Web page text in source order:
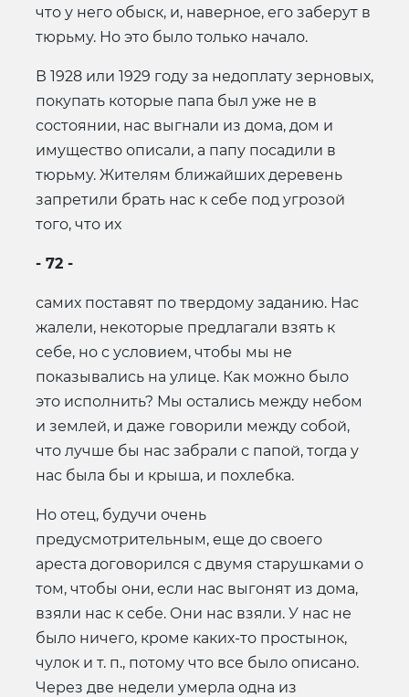
что у него обыск, и, наверное, его заберут в
тюрьму. Но это было только начало.
В 1928 или 1929 году за недоплату зерновых,
покупать которые папа был уже не в
состоянии, нас выгнали из дома, дом и
имущество описали, а папу посадили в
тюрьму. Жителям ближайших деревень
запретили брать нас к себе под угрозой
того, что их
- 72 -
самих поставят по твердому заданию. Нас
жалели, некоторые предлагали взять к
себе, но с условием, чтобы мы не
показывались на улице. Как можно было
это исполнить? Мы остались между небом
и землей, и даже говорили между собой,
что лучше бы нас забрали с папой, тогда у
нас была бы и крыша, и похлебка.
Но отец, будучи очень
предусмотрительным, еще до своего
ареста договорился с двумя старушками о
том, чтобы они, если нас выгонят из дома,
взяли нас к себе. Они нас взяли. У нас не
было ничего, кроме каких-то простынок,
чулок и т. п., потому что все было описано.
Через две недели умерла одна из